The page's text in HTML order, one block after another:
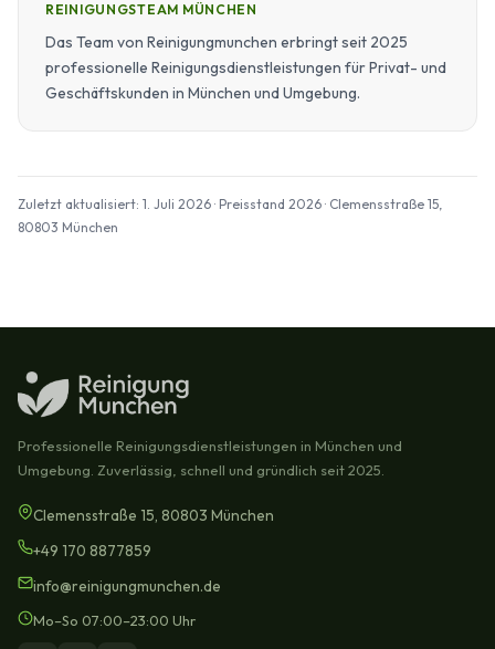
REINIGUNGSTEAM MÜNCHEN
Das Team von Reinigungmunchen erbringt seit 2025
professionelle Reinigungsdienstleistungen für Privat- und
Geschäftskunden in München und Umgebung.
Zuletzt aktualisiert: 1. Juli 2026 · Preisstand 2026 · Clemensstraße 15,
80803 München
Professionelle Reinigungsdienstleistungen in München und
Umgebung. Zuverlässig, schnell und gründlich seit 2025.
Clemensstraße 15, 80803 München
+49 170 8877859
info@reinigungmunchen.de
Mo–So 07:00–23:00 Uhr